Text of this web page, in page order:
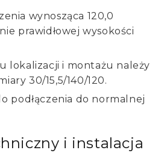
wynosząca 120,0
prawidłowej wysokości
lokalizacji i montażu należy
30/15,5/140/120.
podłączenia do normalnej
i instalacja